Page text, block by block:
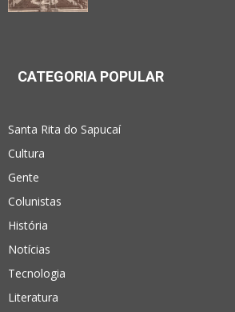
CATEGORIA POPULAR
Santa Rita do Sapucaí
Cultura
Gente
Colunistas
História
Notícias
Tecnologia
Literatura